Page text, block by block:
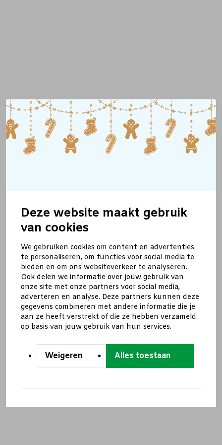
Deze website maakt gebruik
van cookies
We gebruiken cookies om content en advertenties
te personaliseren, om functies voor social media te
bieden en om ons websiteverkeer te analyseren.
Ook delen we informatie over jouw gebruik van
onze site met onze partners voor social media,
adverteren en analyse. Deze partners kunnen deze
gegevens combineren met andere informatie die je
aan ze heeft verstrekt of die ze hebben verzameld
op basis van jouw gebruik van hun services.
Weigeren Alles toestaan